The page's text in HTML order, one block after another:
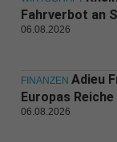
Fahrverbot an
06.08.2026
FINANZEN Adieu
Europas
06.08.2026